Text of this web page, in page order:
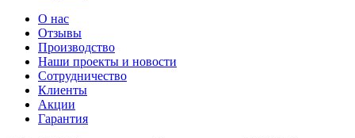
О нас
Отзывы
Производство
Наши проекты и новости
Сотрудничество
Клиенты
Акции
Гарантия